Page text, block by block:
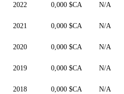
2022 0,000 $CA N/A
2021 0,000 $CA N/A
2020 0,000 $CA N/A
2019 0,000 $CA N/A
2018 0,000 $CA N/A